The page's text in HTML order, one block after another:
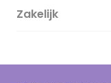
Duurzaamheid
Magazine
Cadeau inspiratie
Zakelijk